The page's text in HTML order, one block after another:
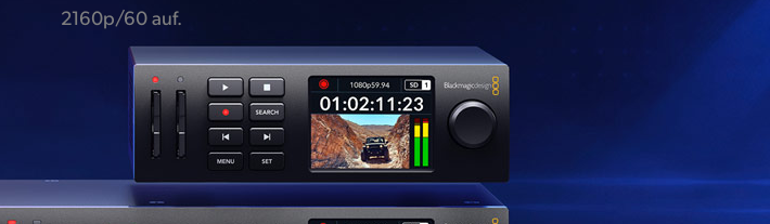
2160p/60 auf.